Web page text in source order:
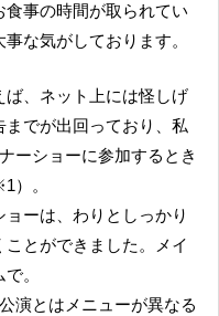
事の時間が取られてい
な気がしております。
でが出回っており、私
ーショーに参加するとき
）。
ーは、わりとしっかり
とができました。メイ
。
演とはメニューが異なる